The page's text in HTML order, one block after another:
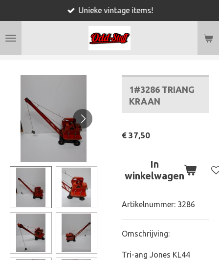
naar
Unieke vintage items!
1#3286 TRIANG
KRAAN
€ 37,50
In
winkelwagen
Artikelnummer: 3286
Omschrijving:
Tri-ang Jones KL44